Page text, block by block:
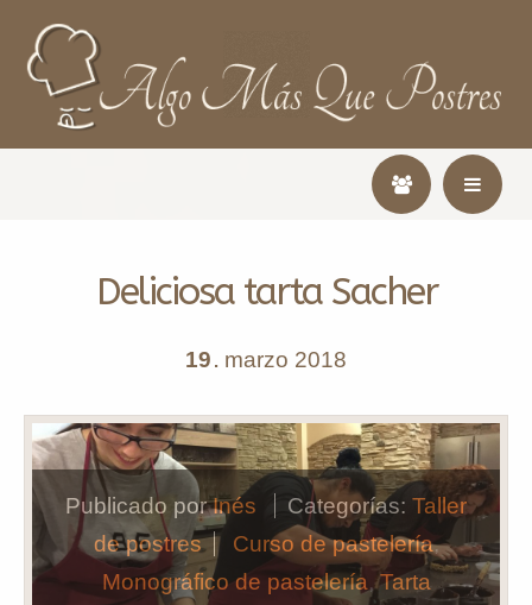
Deliciosa tarta Sacher
19 . marzo 2018
Publicado porInés Categorías: Taller
de postres
Curso de pastelería,
Monográfico de pastelería,Tarta